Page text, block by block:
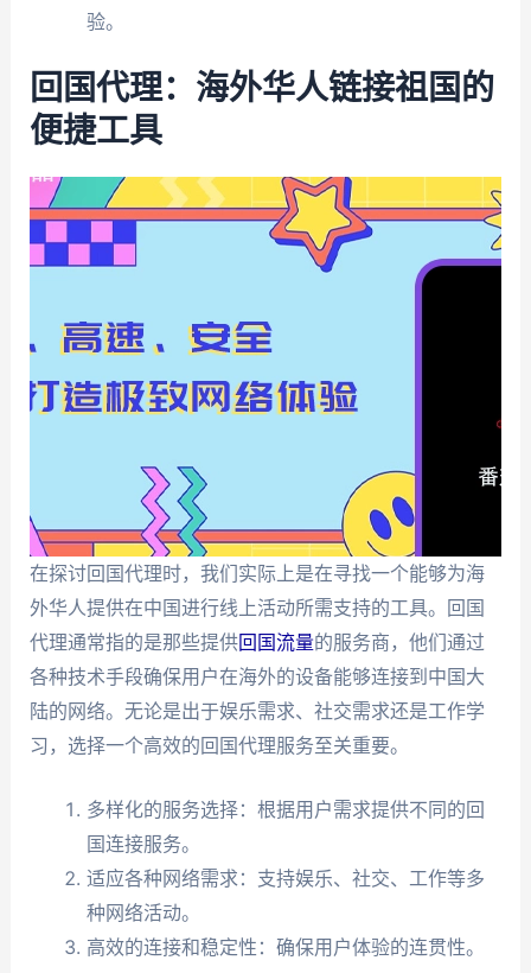
验。
回国代理：海外华人链接祖国的
便捷工具
在探讨回国代理时，我们实际上是在寻找一个能够为海
外华人提供在中国进行线上活动所需支持的工具。回国
代理通常指的是那些提供回国流量的服务商，他们通过
各种技术手段确保用户在海外的设备能够连接到中国大
陆的网络。无论是出于娱乐需求、社交需求还是工作学
习，选择一个高效的回国代理服务至关重要。
多样化的服务选择：根据用户需求提供不同的回
国连接服务。
适应各种网络需求：支持娱乐、社交、工作等多
种网络活动。
高效的连接和稳定性：确保用户体验的连贯性。